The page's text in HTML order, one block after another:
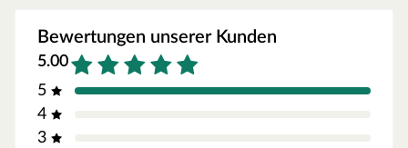
Das Holz ist von Natur aus sehr widerstandsfähig gegen
Schädlinge und Pilzerkrankungen.
Kesseldruckimprägnierung
Schützt das Holz im Außenbereich, was zu einer längeren
Haltbarkeit beiträgt.
Bewertungen unserer Kunden
5.00
5
4
3